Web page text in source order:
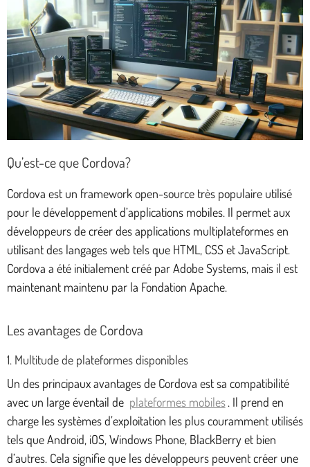
Qu’est-ce que Cordova?
Cordova est un framework open-source très populaire utilisé
pour le développement d’applications mobiles. Il permet aux
développeurs de créer des applications multiplateformes en
utilisant des langages web tels que HTML, CSS et JavaScript.
Cordova a été initialement créé par Adobe Systems, mais il est
maintenant maintenu par la Fondation Apache.
Les avantages de Cordova
1. Multitude de plateformes disponibles
Un des principaux avantages de Cordova est sa compatibilité
avec un large éventail de plateformes mobiles . Il prend en
charge les systèmes d’exploitation les plus couramment utilisés
tels que Android, iOS, Windows Phone, BlackBerry et bien
d’autres. Cela signifie que les développeurs peuvent créer une